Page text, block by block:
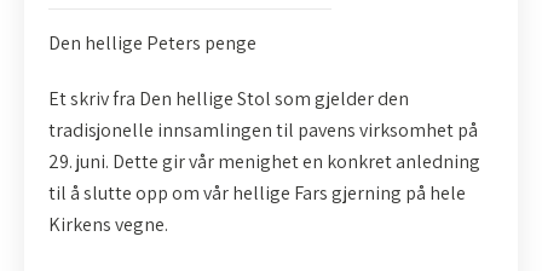
Den hellige Peters penge
Et skriv fra Den hellige Stol som gjelder den
tradisjonelle innsamlingen til pavens virksomhet på
29. juni. Dette gir vår menighet en konkret anledning
til å slutte opp om vår hellige Fars gjerning på hele
Kirkens vegne.